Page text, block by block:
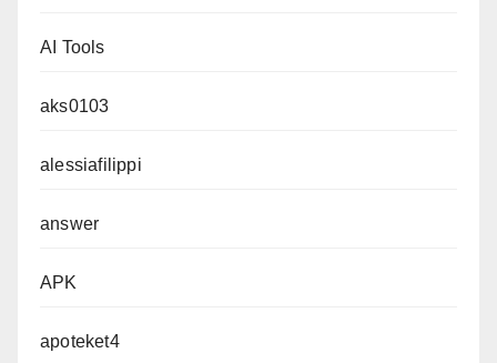
AI Tools
aks0103
alessiafilippi
answer
APK
apoteket4